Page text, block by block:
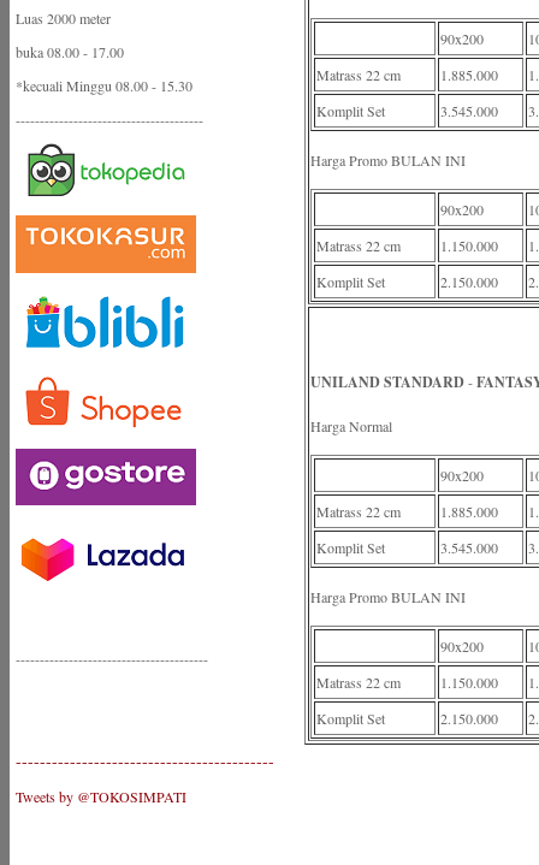
Luas 2000 meter
buka 08.00 - 17.00
*kecuali Minggu 08.00 - 15.30
---------------------------------------
----------------------------------------
-------------------------------------------
Tweets by @TOKOSIMPATI
90x200
Matrass 22 cm
1.885.000
Komplit Set
3.545.000
Harga Promo BULAN INI
90x200
Matrass 22 cm
1.150.000
Komplit Set
2.150.000
UNILAND STANDARD-
Harga Normal
90x200
Matrass 22 cm
1.885.000
Komplit Set
3.545.000
Harga Promo BULAN INI
90x200
Matrass 22 cm
1.150.000
Komplit Set
2.150.000